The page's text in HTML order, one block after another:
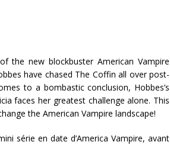
the new blockbuster American Vampire
have chased The Coffin all over post-
to a bombastic conclusion, Hobbes’s
faces her greatest challenge alone. This
the American Vampire landscape!
série en date d’America Vampire, avant